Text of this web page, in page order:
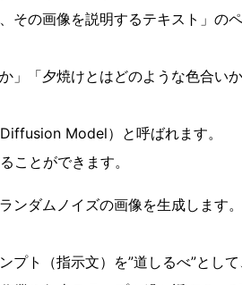
その画像を説明するテキスト」の
」「夕焼けとはどのような色合い
Model）と呼ばれます。
ことができます。
ンダムノイズの画像を生成します
プト（指示文）を”道しるべ”として